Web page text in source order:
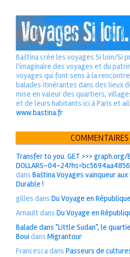
Baština crée les voyages Si loin/Si
l'imaginaire des voyages et du
voyages qui font sens à la
balades itinérantes dans des lieux
mise en valeur des quartiers,
et de leurs habitants ici à Paris et
www.bastina.fr
Transfer to you. GET >>>
DOLLARS-04-
dans Baština Voyages vainqueur
Durable !
gilles dans Du Voyage en
Arnaultdans Du Voyage en
Balade dans "Little Sudan", le
Bouidans Migrantour
Francescadans Passeurs de